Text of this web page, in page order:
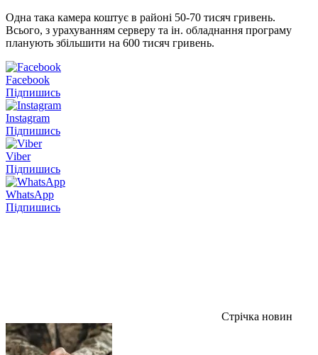
Одна така камера коштує в районі 50-70 тисяч гривень.
Всього, з урахуванням серверу та ін. обладнання програму
планують збільшити на 600 тисяч гривень.
Facebook
Підпишись
Instagram
Підпишись
Viber
Підпишись
WhatsApp
Підпишись
Стрічка новин